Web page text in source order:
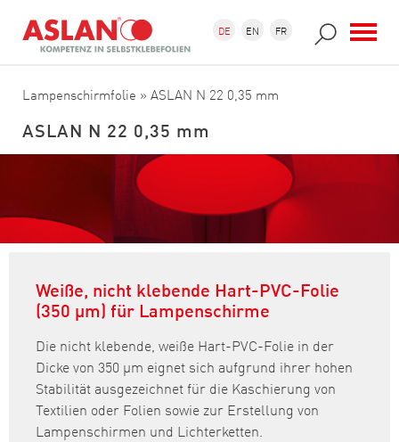
Suchformular
Suche DE EN FR
Lampenschirmfolie » ASLAN N 22 0,35 mm
ASLAN N 22 0,35 mm
Weiße, nicht klebende Hart-PVC-Folie
(350 µm) für Lampenschirme
Die nicht klebende, weiße Hart-PVC-Folie in der
Dicke von 350 µm eignet sich aufgrund ihrer hohen
Stabilität ausgezeichnet für die Kaschierung von
Textilien oder Folien sowie zur Erstellung von
Lampenschirmen und Lichterketten.